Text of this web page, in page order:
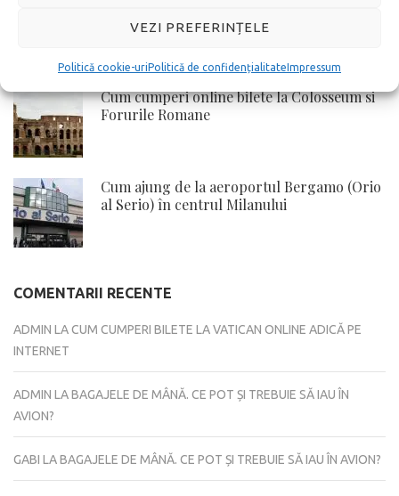
VEZI PREFERINȚELE
Politică cookie-uriPolitică de confidențialitateImpressum
Aeroportul Schönefeld în centrul orașului
Cum cumperi online bilete la Colosseum si
Forurile Romane
Cum ajung de la aeroportul Bergamo (Orio
al Serio) în centrul Milanului
COMENTARII RECENTE
ADMIN LACUM CUMPERI BILETE LA VATICAN ONLINE ADICĂ PE
INTERNET
ADMIN LABAGAJELE DE MÂNĂ. CE POT ȘI TREBUIE SĂ IAU ÎN
AVION?
GABI LABAGAJELE DE MÂNĂ. CE POT ȘI TREBUIE SĂ IAU ÎN AVION?